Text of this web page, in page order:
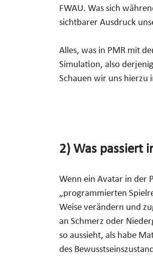
FWAU. Was sich
sichtbarer Ausdruck
Alles, was in PMR mit
Simulation, also
Schauen wir uns hierzu
2) Was passiert
Wenn ein Avatar in der
„programmierten
Weise verändern und
an Schmerz oder
so aussieht, als habe
des